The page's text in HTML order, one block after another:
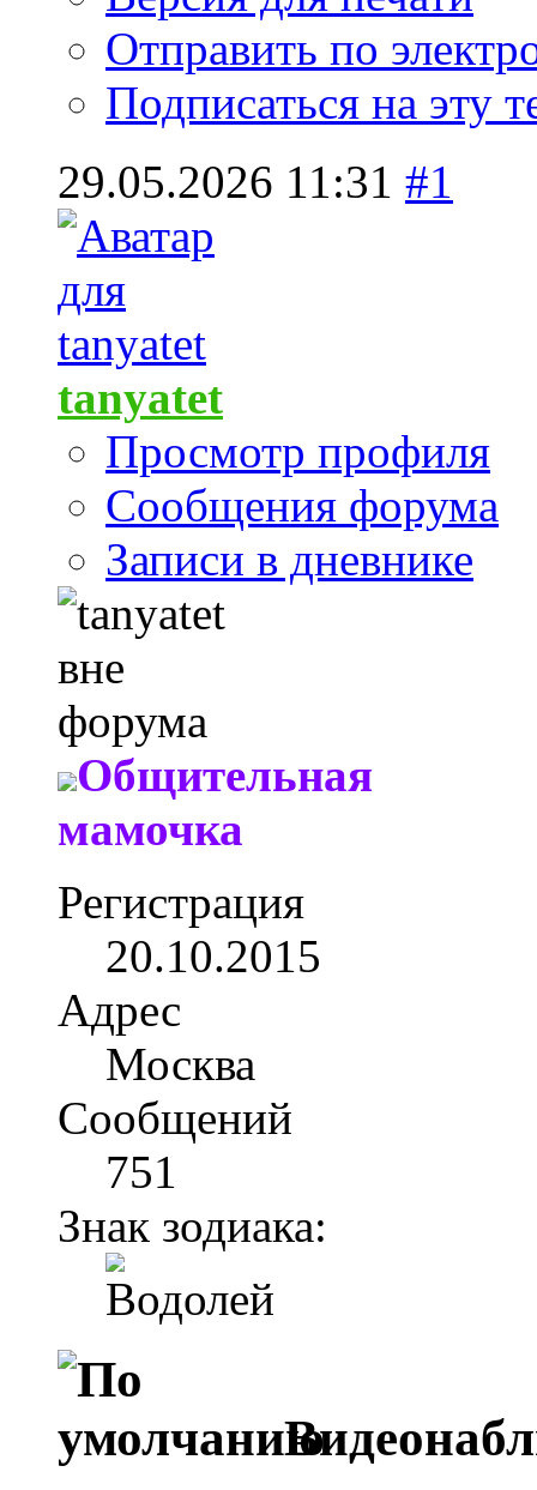
Отправить по
Подписаться на эту
29.05.2026 11:31 #1
tanyatet
Просмотр профиля
Сообщения форума
Записи в дневнике
Общительная
мамочка
Регистрация
20.10.2015
Адрес
Москва
Сообщений
751
Знак зодиака: